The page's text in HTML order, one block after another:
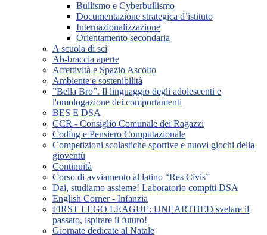
Bullismo e Cyberbullismo
Documentazione strategica d’istituto
Internazionalizzazione
Orientamento secondaria
A scuola di sci
Ab-braccia aperte
Affettività e Spazio Ascolto
Ambiente e sostenibilità
”Bella Bro”. Il linguaggio degli adolescenti e
l'omologazione dei comportamenti
BES E DSA
CCR - Consiglio Comunale dei Ragazzi
Coding e Pensiero Computazionale
Competizioni scolastiche sportive e nuovi giochi della
gioventù
Continuità
Corso di avviamento al latino “Res Civis”
Dai, studiamo assieme! Laboratorio compiti DSA
English Corner - Infanzia
FIRST LEGO LEAGUE: UNEARTHED svelare il
passato, ispirare il futuro!
Giornate dedicate al Natale